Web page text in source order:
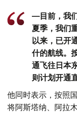
—目前，我
夏季，我们
以来，已开
什的航线。
通飞往日本
则计划开通
他同时表示，按照
将阿斯塔纳、阿拉